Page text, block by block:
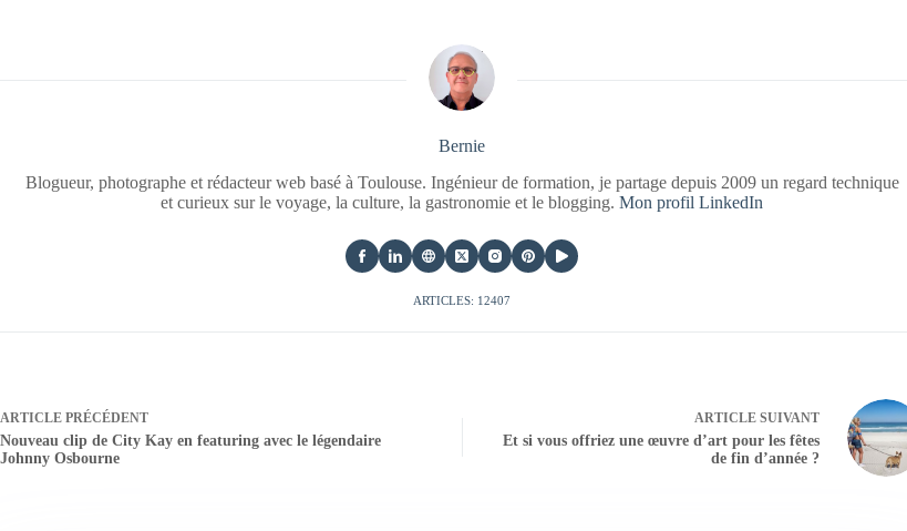
Bernie
Blogueur, photographe et rédacteur web basé à Toulouse. Ingénieur de formation, je partage depuis 2009 un regard technique
et curieux sur le voyage, la culture, la gastronomie et le blogging.Mon profil LinkedIn
ARTICLES: 12407
ARTICLE PRÉCÉDENT
Nouveau clip de City Kay en featuring avec le légendaire
Johnny Osbourne
ARTICLESUIVANT
Et si vous offriez une œuvre d’art pour les fêtes
de fin d’année ?